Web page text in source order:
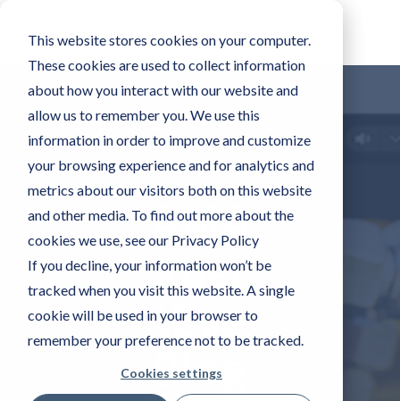
This website stores cookies on your computer.
These cookies are used to collect information
about how you interact with our website and
allow us to remember you. We use this
information in order to improve and customize
your browsing experience and for analytics and
metrics about our visitors both on this website
and other media. To find out more about the
cookies we use, see our Privacy Policy
If you decline, your information won’t be
tracked when you visit this website. A single
cookie will be used in your browser to
remember your preference not to be tracked.
Cookies settings
AMA
Xper
tEye
Blog